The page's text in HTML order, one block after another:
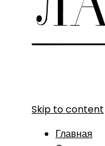
Skip to content
Главная